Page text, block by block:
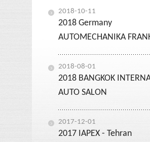
2018-10-11
2018 Germany
AUTOMECHANIKA
2018-08-01
2018 BANGKOK
AUTO SALON
2017-12-01
2017 IAPEX - Tehran